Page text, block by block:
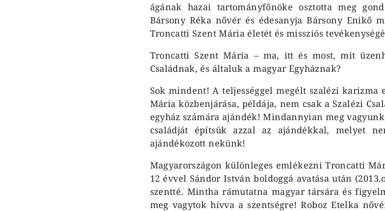
ágának hazai tartományfőnöke osztotta meg
Bársony Réka nővér és édesanyja Bársony Enikő
Troncatti Szent Mária életét és missziós
Troncatti Szent Mária – ma, itt és most, mit
Családnak, és általuk a magyar Egyháznak?
Sok mindent! A teljességgel megélt szalézi karizma
Mária közbenjárása, példája, nem csak a Szalézi
egyház számára ajándék! Mindannyian meg
családját építsük azzal az ajándékkal, melyet
ajándékozott nekünk!
Magyarországon különleges emlékezni Troncatti
12 évvel Sándor István boldoggá avatása után
szentté. Mintha rámutatna magyar társára és
meg vagytok hívva a szentségre! Roboz Etelka